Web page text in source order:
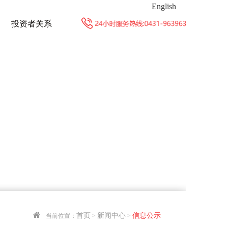
投资者关系
English
当前位置： 首页 > 新闻中心 > 信息公示